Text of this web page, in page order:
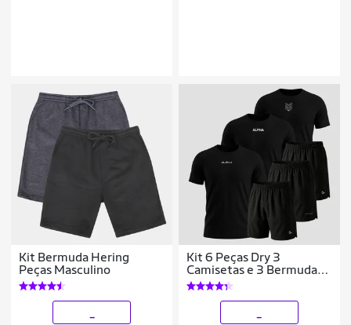
Kit Bermuda Hering
Peças Masculino
Kit 6 Peças Dry 3
Camisetas e 3 Bermudas
Alpha